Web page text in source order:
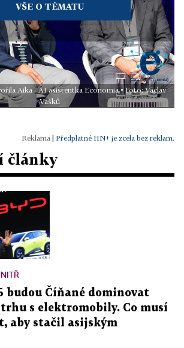
VŠE O TÉMATU
Aika - AI asistentka Economia • Foto: Václav
Vašků
Předplatné HN+ je zcela bez reklam.
články
budou Číňané dominovat
trhu s elektromobily. Co musí
aby stačil asijským